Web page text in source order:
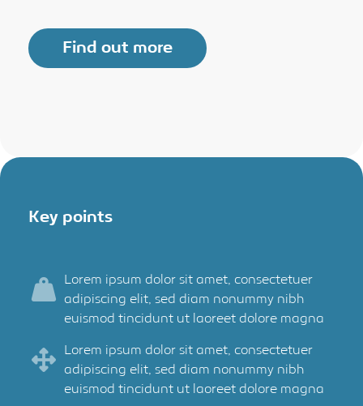
Find out more
Key points
Lorem ipsum dolor sit amet, consectetuer
adipiscing elit, sed diam nonummy nibh
euismod tincidunt ut laoreet dolore magna
Lorem ipsum dolor sit amet, consectetuer
adipiscing elit, sed diam nonummy nibh
euismod tincidunt ut laoreet dolore magna